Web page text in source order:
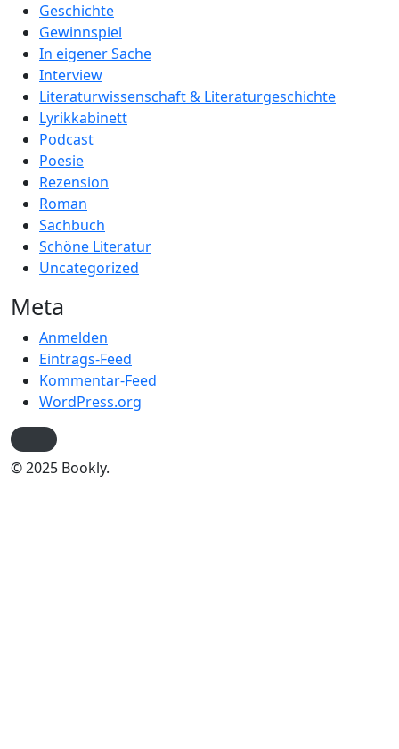
Geschichte
Gewinnspiel
In eigener Sache
Interview
Literaturwissenschaft & Literaturgeschichte
Lyrikkabinett
Podcast
Poesie
Rezension
Roman
Sachbuch
Schöne Literatur
Uncategorized
Meta
Anmelden
Eintrags-Feed
Kommentar-Feed
WordPress.org
© 2025 Bookly.